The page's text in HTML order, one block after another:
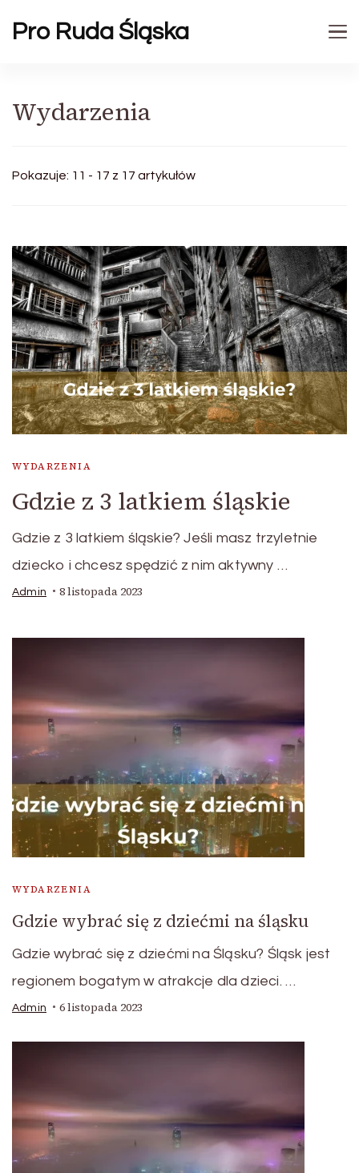
Pro Ruda Śląska
Wydarzenia
Pokazuje: 11 - 17 z 17 artykułów
WYDARZENIA
Gdzie z 3 latkiem śląskie
Gdzie z 3 latkiem śląskie? Jeśli masz trzyletnie
dziecko i chcesz spędzić z nim aktywny …
Admin 8 listopada 2023
WYDARZENIA
Gdzie wybrać się z dziećmi na śląsku
Gdzie wybrać się z dziećmi na Śląsku? Śląsk jest
regionem bogatym w atrakcje dla dzieci. …
Admin 6 listopada 2023